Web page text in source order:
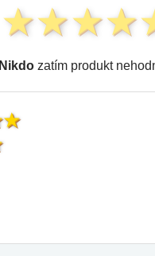
Nikdozatím produkt